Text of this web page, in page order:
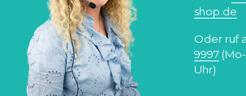
shop.de
Oder ruf
9997
Uhr)